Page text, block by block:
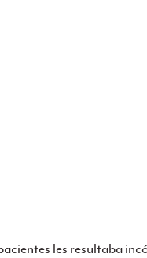
les resultaba